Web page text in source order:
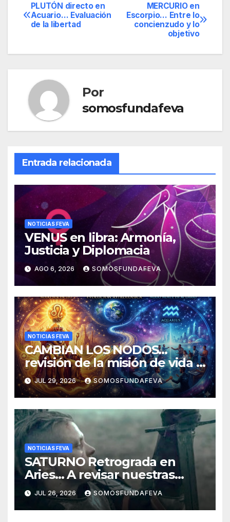
Navegación
de
entradas
MERCURIO en
Escorpio… Entre lo
concienzudo y lo
objetivo
PLUTÓN directo en
Acuario… Evaluación
de la libertad
Por
somosfundafeva
Entrada relacionada
NOTICIAS FEVA
VENUS en libra: Armonía,
Justicia y Diplomacia
AGO 6, 2026 SOMOSFUNDAFEVA
NOTICIAS FEVA
CAMBIAN LOS NODOS…
revisión de la misión de vida y
experiencias
JUL 29, 2026 SOMOSFUNDAFEVA
NOTICIAS FEVA
SATURNO Retrograda en
Aries… A revisar nuestras
acciones pasadas y pensar
mejor las futuras
JUL 26, 2026 SOMOSFUNDAFEVA